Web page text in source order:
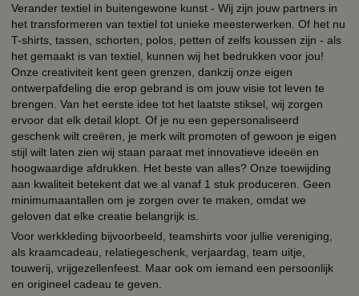
Verander textiel in buitengewone kunst - Wij zijn jouw partners in
het transformeren van textiel tot unieke meesterwerken. Of het nu
T-shirts, tassen, schorten, polos, petten of zelfs koussen zijn - als
het gemaakt is van textiel, kunnen wij het bedrukken voor jou!
Onze creativiteit kent geen grenzen, dankzij onze eigen
ontwerpafdeling die erop gebrand is om jouw visie tot leven te
brengen. Van het eerste idee tot het laatste stiksel, wij zorgen
ervoor dat elk detail klopt. Of je nu een gepersonaliseerd
geschenk wilt creëren, je merk wilt promoten of gewoon je eigen
stijl wilt laten zien wij staan paraat met innovatieve ideeën en
hoogwaardige afdrukken. Het beste van alles? Onze toewijding
aan kwaliteit betekent dat we al vanaf 1 stuk produceren. Geen
minimumaantallen om je zorgen over te maken, omdat we
geloven dat elke creatie belangrijk is.
Voor werkkleding bijvoorbeeld, teamshirts voor jullie vereniging,
als kraamcadeau, relatiegeschenk, verjaardag, team uitje,
touwerij, vrijgezellenfeest. Maar ook om iemand een persoonlijk
en origineel cadeau te geven.